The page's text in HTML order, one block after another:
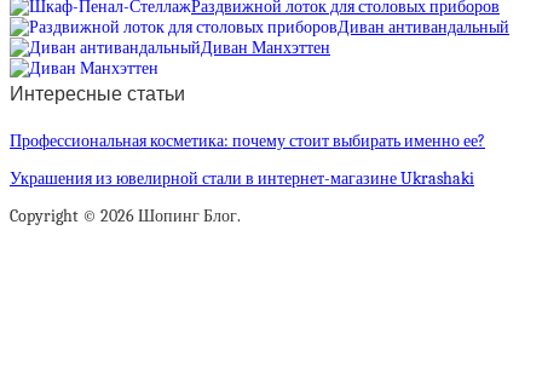
Раздвижной лоток для столовых приборов
Диван антивандальный
Диван Манхэттен
Интересные статьи
Профессиональная косметика: почему стоит выбирать именно ее?
Украшения из ювелирной стали в интернет-магазине Ukrashaki
Copyright © 2026 Шопинг Блог.